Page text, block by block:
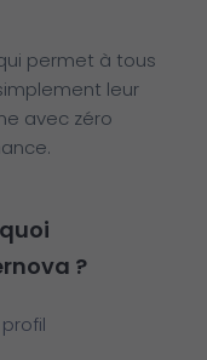
permet à tous
leur
avec zéro
?